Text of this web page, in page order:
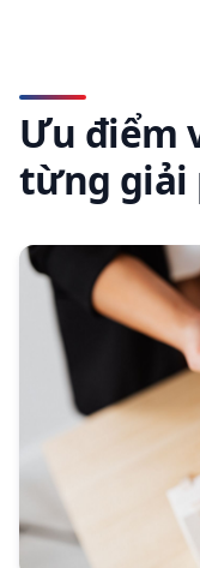
Ưu điểm
từng giải